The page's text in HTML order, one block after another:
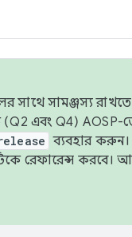
সামঞ্জস্য রাখতে
(Q2 এবং Q4)
ব্যবহার করুন।
রেফারেন্স